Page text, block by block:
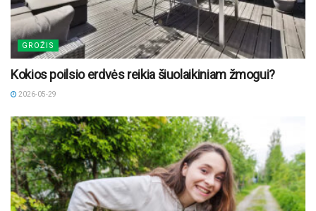
GROŽIS
Kokios poilsio erdvės reikia šiuolaikiniam žmogui?
2026-05-29